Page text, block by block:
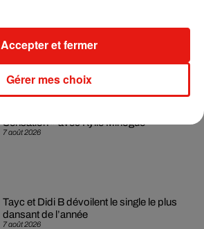
7 août 2026
dans son nouveau clip
7 août 2026
Sensation » avec Kylie Minogue
7 août 2026
Tayc et Didi B dévoilent le single le plus
dansant de l’année
Gérer mes choix
Accepter et fermer